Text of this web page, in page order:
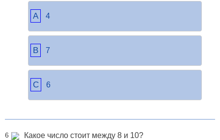
A 4
B 7
C 6
6 Какое число стоит между 8 и 10?